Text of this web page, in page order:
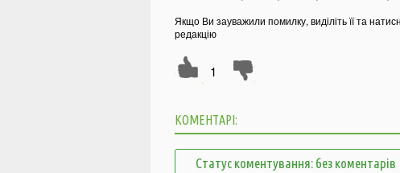
Якщо Ви зауважили помилку, виділіть її та
редакцію
1
КОМЕНТАРІ:
Статус коментування: без коментарів